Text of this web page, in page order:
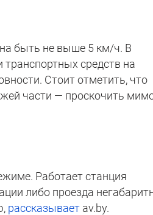
быть не выше 5 км/ч. В
транспортных средств на
Стоит отметить, что
части — проскочить
Работает станция
либо проезда
рассказывает av.by.